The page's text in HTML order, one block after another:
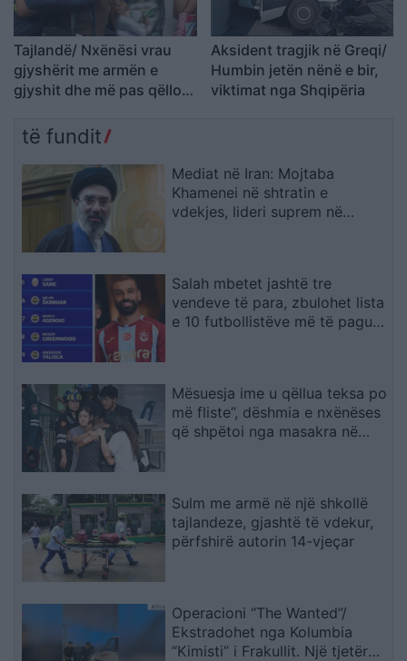
Tajlandë/ Nxënësi vrau
gjyshërit me armën e
gjyshit dhe më pas qëlloi
të vdekur
Aksident tragjik në Greqi/
Humbin jetën nënë e bir,
viktimat nga Shqipëria
të fundit
Mediat në Iran: Mojtaba
Khamenei në shtratin e
vdekjes, lideri suprem në
Salah mbetet jashtë tre
vendeve të para, zbulohet lista
e 10 futbollistëve më të paguar
Mësuesja ime u qëllua teksa po
më fliste”, dëshmia e nxënëses
që shpëtoi nga masakra në
Sulm me armë në një shkollë
tajlandeze, gjashtë të vdekur,
përfshirë autorin 14-vjeçar
Operacioni “The Wanted”/
Ekstradohet nga Kolumbia
“Kimisti” i Frakullit. Një tjetër